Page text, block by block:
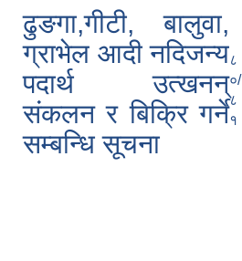
ढुङगा,गीटी, बालुवा,
ग्राभेल आदी नदिजन्य
पदार्थ उत्खनन्
संकलन र बिक्रि गर्ने
सम्बन्धि सूचना
८
०/
८
१